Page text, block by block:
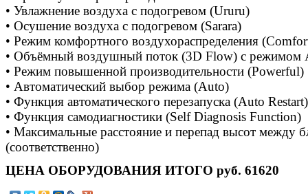
• Увлажнение воздуха с подогревом (Ururu)
• Осушение воздуха с подогревом (Sarara)
• Режим комфортного воздухораспределения
• Объёмный воздушный поток (3D Flow) с режимом
• Режим повышенной производительности (Powerful)
• Автоматический выбор режима (Auto)
• Функция автоматического перезапуска (Auto Restart)
• Функция самодиагностики (Self Diagnosis Function)
• Максимальные расстояние и перепад высот между
(соответственно)
ЦЕНА ОБОРУДОВАНИЯ ИТОГО руб. 61620